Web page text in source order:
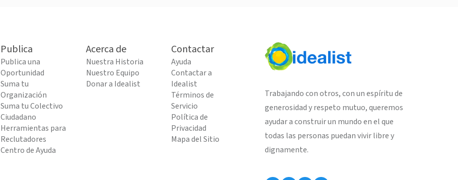
Publica
Publica una
Oportunidad
Suma tu
Organización
Suma tu Colectivo
Ciudadano
Herramientas para
Reclutadores
Centro de Ayuda
Acerca de
Nuestra Historia
Nuestro Equipo
Donar a Idealist
Contactar
Ayuda
Contactar a
Idealist
Términos de
Servicio
Política de
Privacidad
Mapa del Sitio
Trabajando con otros, con un espíritu de
generosidad y respeto mutuo, queremos
ayudar a construir un mundo en el que
todas las personas puedan vivir libre y
dignamente.